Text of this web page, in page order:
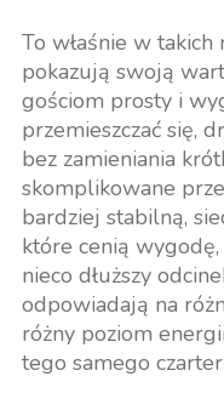
To właśnie w takich
pokazują swoją
gościom prosty i
przemieszczać się,
bez zamieniania
skomplikowane
bardziej stabilną,
które cenią
nieco dłuższy
odpowiadają na
różny poziom
tego samego